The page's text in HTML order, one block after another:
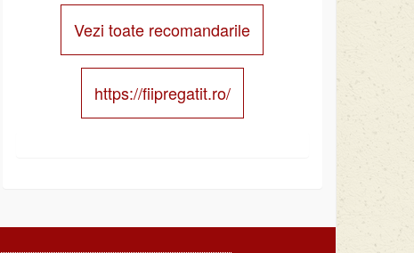
Vezi toate recomandarile
https://fiipregatit.ro/